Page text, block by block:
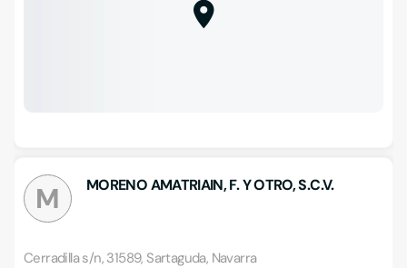
M MORENO AMATRIAIN, F. Y OTRO, S.C.V.
Cerradilla s/n, 31589, Sartaguda, Navarra